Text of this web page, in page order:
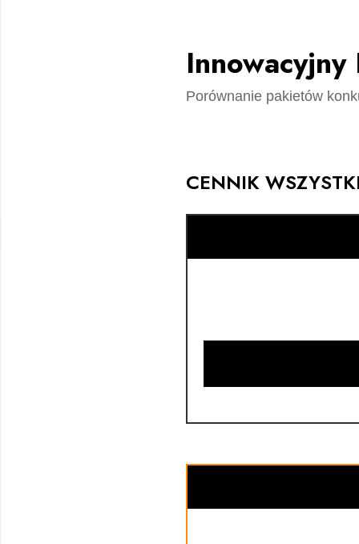
Porównanie pakietów
CENNIK